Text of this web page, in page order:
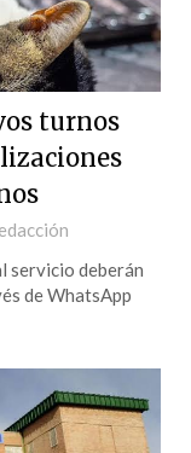
turnos
servicio deberán
de WhatsApp